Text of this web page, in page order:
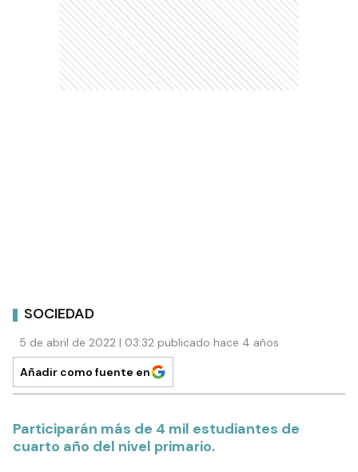
SOCIEDAD
5 de abril de 2022 | 03:32 publicado hace 4 años
Añadir como fuente en
Participarán más de 4 mil estudiantes de
cuarto año del nivel primario.